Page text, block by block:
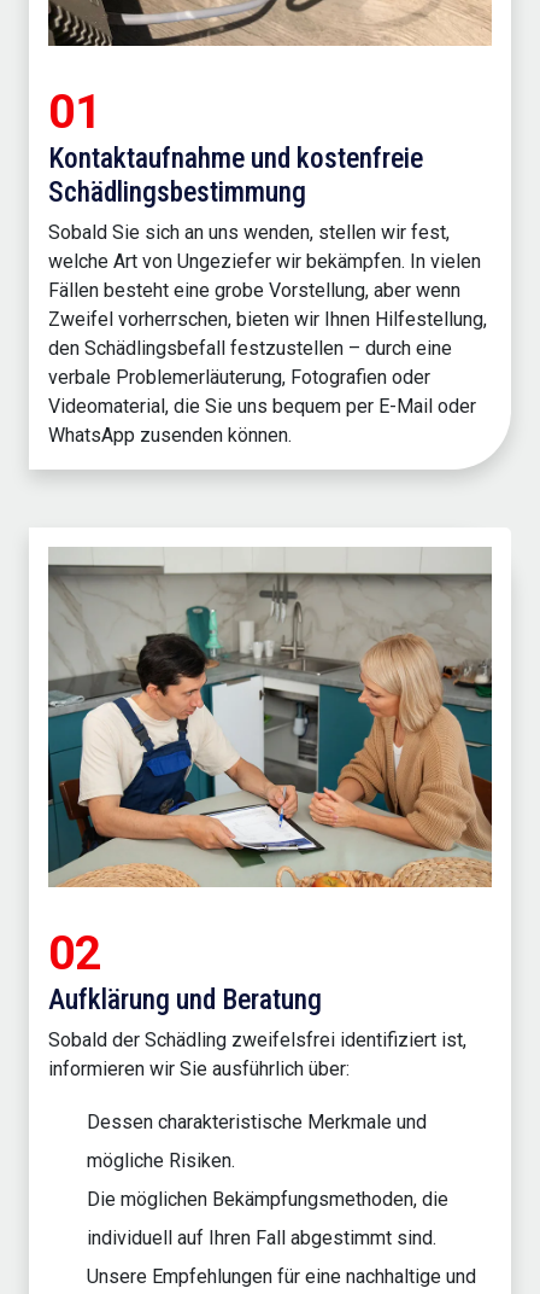
01
Kontaktaufnahme und kostenfreie
Schädlingsbestimmung
Sobald Sie sich an uns wenden, stellen wir fest,
welche Art von Ungeziefer wir bekämpfen. In vielen
Fällen besteht eine grobe Vorstellung, aber wenn
Zweifel vorherrschen, bieten wir Ihnen Hilfestellung,
den Schädlingsbefall festzustellen – durch eine
verbale Problemerläuterung, Fotografien oder
Videomaterial, die Sie uns bequem per E-Mail oder
WhatsApp zusenden können.
02
Aufklärung und Beratung
Sobald der Schädling zweifelsfrei identifiziert ist,
informieren wir Sie ausführlich über:
Dessen charakteristische Merkmale und
mögliche Risiken.
Die möglichen Bekämpfungsmethoden, die
individuell auf Ihren Fall abgestimmt sind.
Unsere Empfehlungen für eine nachhaltige und